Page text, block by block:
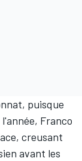
puisque
Franco
creusant
avant les